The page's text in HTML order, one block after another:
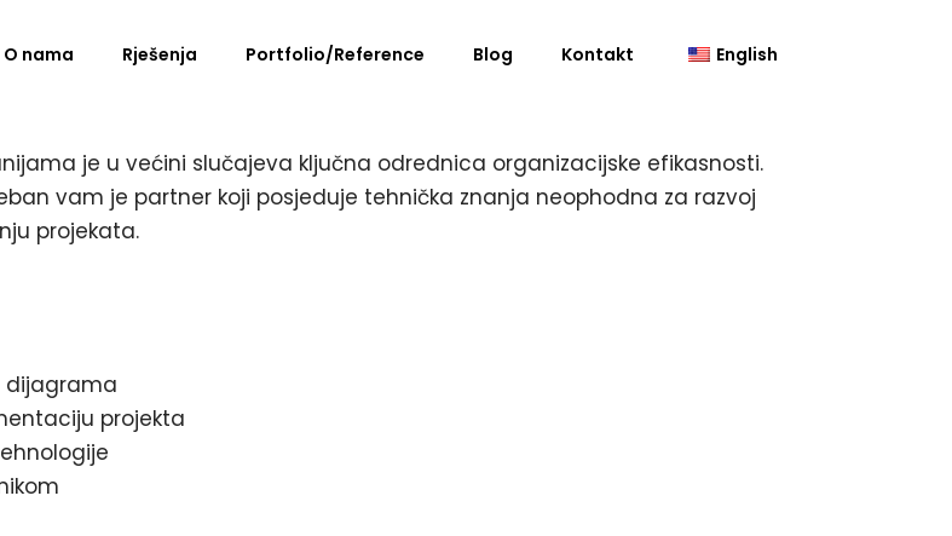
O nama Rješenja Portfolio/Reference Blog Kontakt English
je u većini slučajeva ključna odrednica organizacijske efikasnosti.
vam je partner koji posjeduje tehnička znanja neophodna za razvoj
projekata.
dijagrama
projekta